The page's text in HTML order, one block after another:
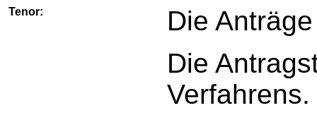
Tenor:
Die
Die
Verfahrens.